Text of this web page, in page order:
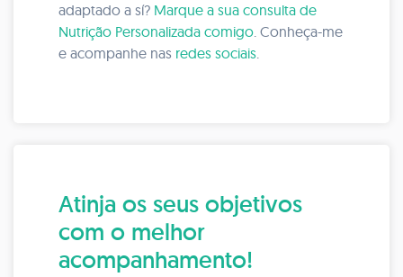
adaptado a sí? Marque a sua consulta de
Nutrição Personalizada comigo. Conheça-me
e acompanhe nas redes sociais.
Atinja os seus objetivos
com o melhor
acompanhamento!